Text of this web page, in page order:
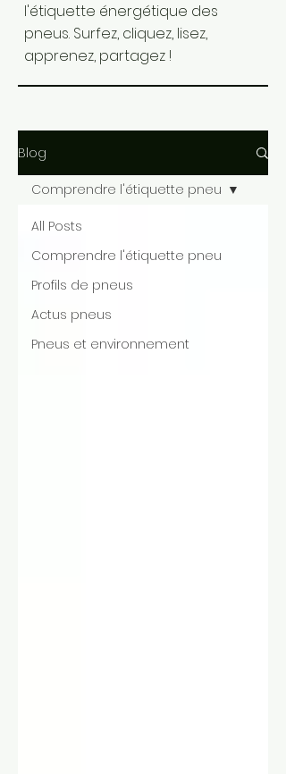
l'étiquette énergétique des
pneus. Surfez, cliquez, lisez,
apprenez, partagez !
Blog
All Posts
Comprendre l'étiquette pneu
Profils de pneus
Actus pneus
Pneus et environnement
Comprendre l'étiquette pneu